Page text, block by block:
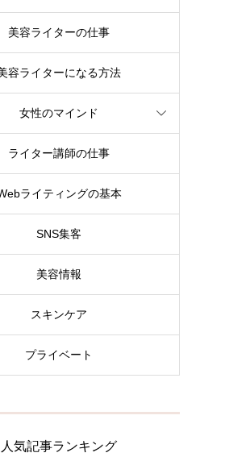
美容ライターの仕事
容ライターになる方法
女性のマインド
ライター講師の仕事
ライティングの基本
SNS集客
美容情報
スキンケア
プライベート
人気記事ランキング